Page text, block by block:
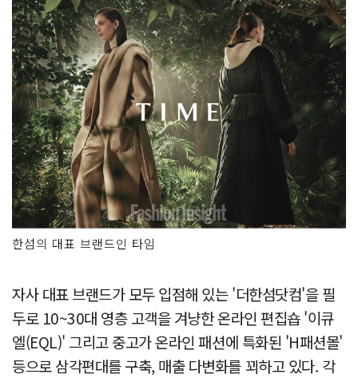
한섬의 대표 브랜드인 타임
자사 대표 브랜드가 모두 입점해 있는 '더한섬닷컴'을 필
두로 10~30대 영층 고객을 겨냥한 온라인 편집숍 '이큐
엘(EQL)' 그리고 중고가 온라인 패션에 특화된 'H패션몰'
등으로 삼각편대를 구축, 매출 다변화를 꾀하고 있다. 각